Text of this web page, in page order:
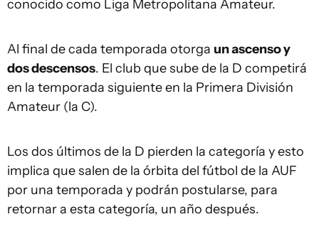
conocido como Liga Metropolitana Amateur.
Al final de cada temporada otorga un ascenso y
dos descensos. El club que sube de la D competirá
en la temporada siguiente en la Primera División
Amateur (la C).
Los dos últimos de la D pierden la categoría y esto
implica que salen de la órbita del fútbol de la AUF
por una temporada y podrán postularse, para
retornar a esta categoría, un año después.